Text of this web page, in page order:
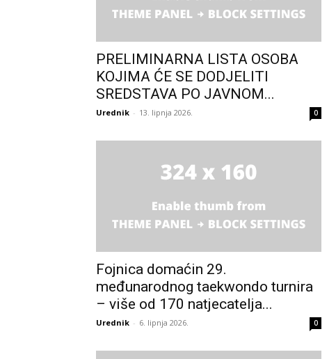
PRELIMINARNA LISTA OSOBA
KOJIMA ĆE SE DODJELITI
SREDSTAVA PO JAVNOM...
Urednik - 13. lipnja 2026. 0
Fojnica domaćin 29.
međunarodnog taekwondo turnira
– više od 170 natjecatelja...
Urednik - 6. lipnja 2026. 0